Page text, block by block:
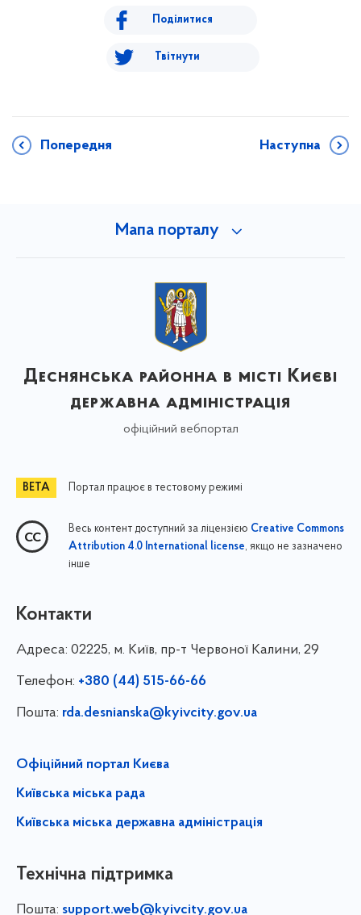
Поділитися
Твітнути
Попередня Наступна
Мапа порталу
Деснянська районна в місті Києві
державна адміністрація
офіційний вебпортал
Портал працює в тестовому режимі
Весь контент доступний за ліцензією Creative Commons
Attribution 4.0 International license, якщо не зазначено
інше
Контакти
Адреса: 02225, м. Київ, пр-т Червоної Калини, 29
Телефон: +380 (44) 515-66-66
Пошта: rda.desnianska@kyivcity.gov.ua
Офіційний портал Києва
Київська міська рада
Київська міська державна адміністрація
Технічна підтримка
Пошта: support.web@kyivcity.gov.ua